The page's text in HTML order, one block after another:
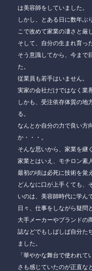
は美容師をしていました。
しかし、とある日に数年ぶ
こで改めて家業の凄さと厳
そして、自分の生まれ育っ
そう意識してから、今まで
た。
従業員も若手はいません。
実家の会社だけではなく業
しかも、受注依存体質の地
る。
なんとか自分の力で良い方
か・・・。
そんな思いから、家業を継
家業とはいえ、モチロン素人
最初の頃は必死に技術を覚
どんなに口が上手くても、
いのは、美容師時代に学ん
日々、仕事をしながら疑問
大手メーカーやブランドの
誌などでもしばしば自分た
ました。
「華やかな舞台で使われて
さ も感じていたのが正直な